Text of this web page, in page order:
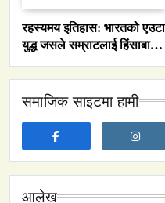
रहस्यमय इतिहास: भारतको एउटा
युद्ध जसले सम्राटलाई हिंसाबाट
समाजिक साइटमा हामी
आलेख
नेपालमा